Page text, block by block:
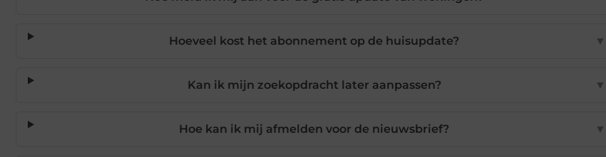
Hoeveel kost het abonnement op de huisupdate? ▼
Kan ik mijn zoekopdracht later aanpassen? ▼
Hoe kan ik mij afmelden voor de nieuwsbrief? ▼